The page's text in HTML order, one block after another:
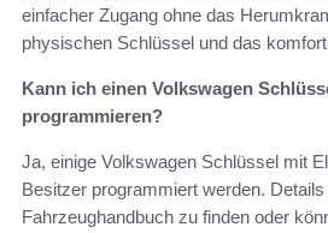
einfacher Zugang ohne das
physischen Schlüssel und das
Kann ich einen Volkswagen
programmieren?
Ja, einige Volkswagen Schlüssel mit
Besitzer programmiert werden.
Fahrzeughandbuch zu finden oder